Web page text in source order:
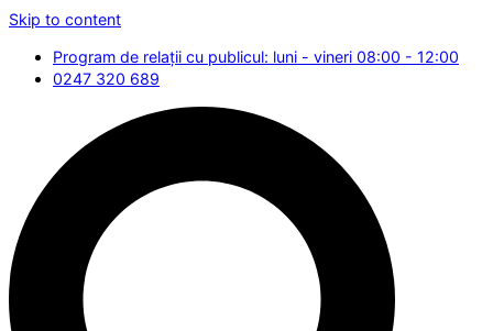
Skip to content
Program de relații cu publicul: luni - vineri 08:00 - 12:00
0247 320 689